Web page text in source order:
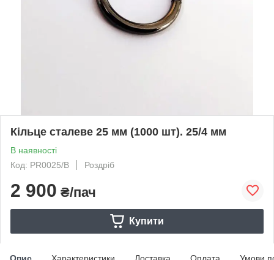
Кільце сталеве 25 мм (1000 шт). 25/4 мм
В наявності
Код: PR0025/B
Роздріб
2 900 ₴/пач
Купити
Опис Характеристики Доставка Оплата Умови